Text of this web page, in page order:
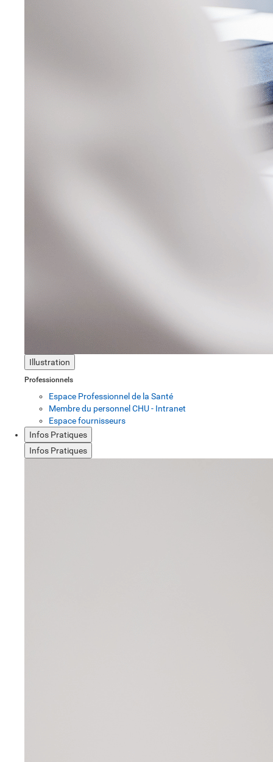
Illustration
Professionnels
Espace Professionnel de la Santé
Membre du personnel CHU - Intranet
Espace fournisseurs
Infos Pratiques
Infos Pratiques